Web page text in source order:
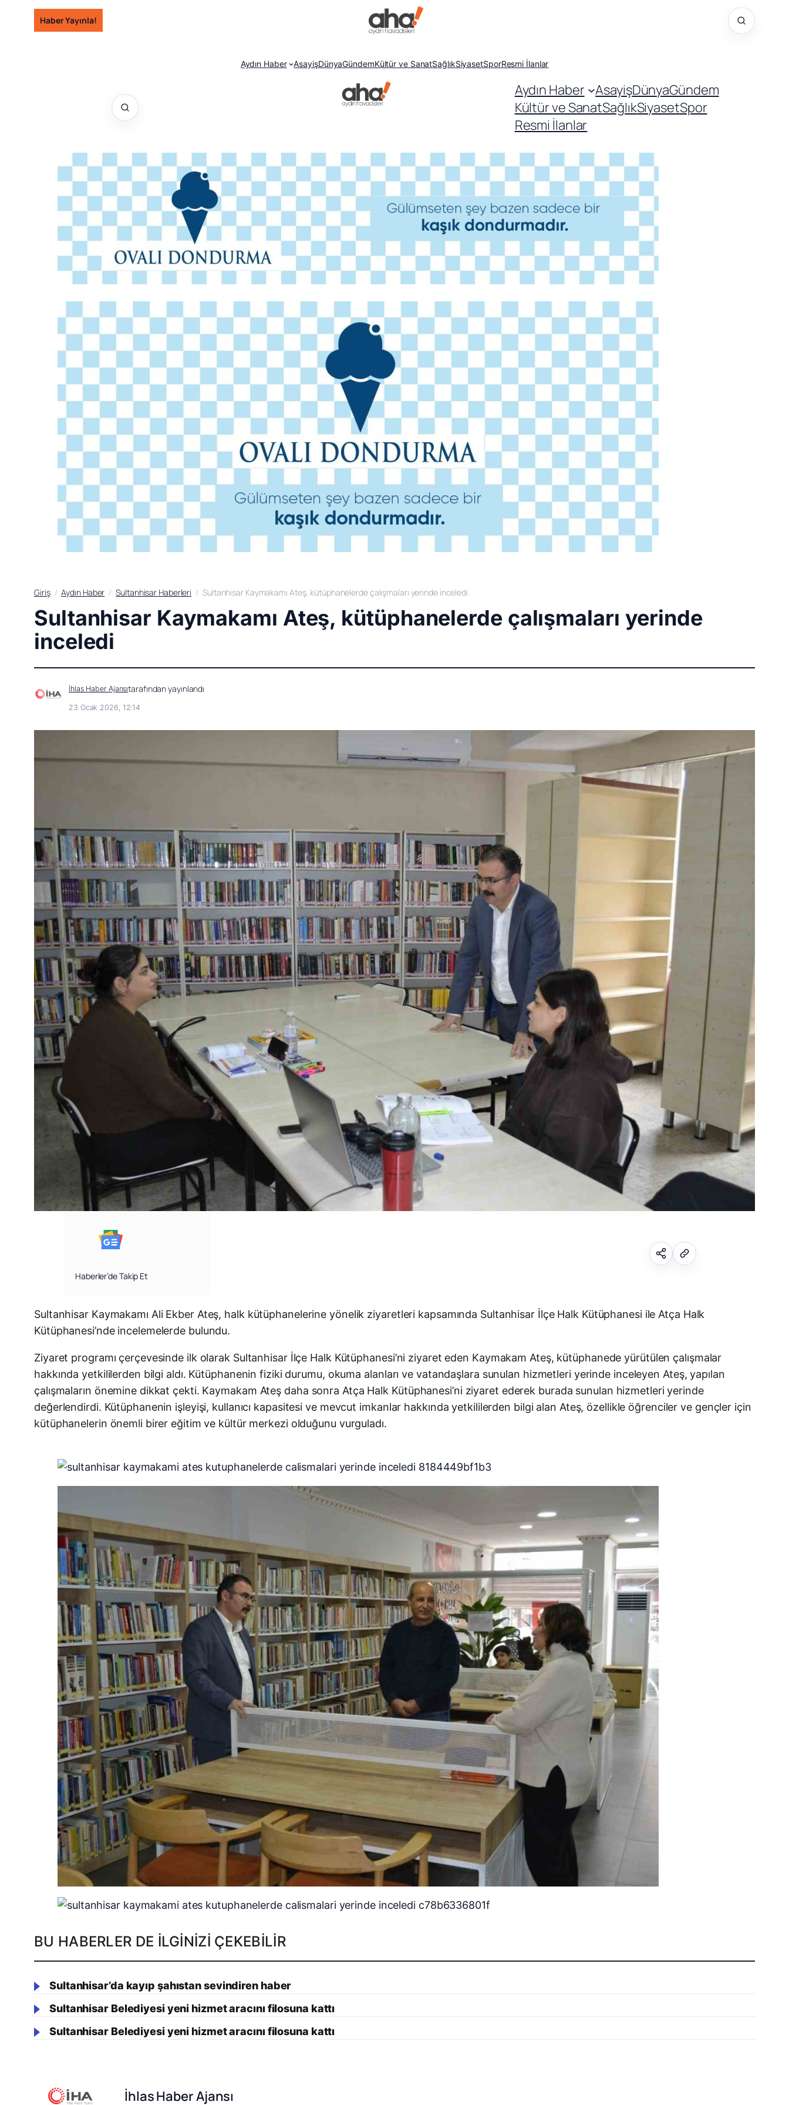
İçeriğeHaber Yayınla!
Aydın Haber AsayişDünyaGündemKültür ve SanatSağlıkSiyasetSporResmi İlanlar
Aydın Haber AsayişDünyaGündem
Kültür ve SanatSağlıkSiyasetSpor
Resmi İlanlar
Giriş Aydın Haber Sultanhisar Haberleri Sultanhisar Kaymakamı Ateş, kütüphanelerde çalışmaları yerinde inceledi
Sultanhisar Kaymakamı Ateş, kütüphanelerde çalışmaları yerinde
inceledi
İhlas Haber Ajansıtarafından yayınlandı
23 Ocak 2026, 12:14
Haberler’de Takip Et
Facebook
WhatsApp
Sultanhisar Kaymakamı Ali Ekber Ateş, halk kütüphanelerine yönelik ziyaretleri kapsamında Sultanhisar İlçe Halk Kütüphanesi ile Atça Halk
Kütüphanesi’nde incelemelerde bulundu.
Ziyaret programı çerçevesinde ilk olarak Sultanhisar İlçe Halk Kütüphanesi’ni ziyaret eden Kaymakam Ateş, kütüphanede yürütülen çalışmalar
hakkında yetkililerden bilgi aldı. Kütüphanenin fiziki durumu, okuma alanları ve vatandaşlara sunulan hizmetleri yerinde inceleyen Ateş, yapılan
çalışmaların önemine dikkat çekti. Kaymakam Ateş daha sonra Atça Halk Kütüphanesi’ni ziyaret ederek burada sunulan hizmetleri yerinde
değerlendirdi. Kütüphanenin işleyişi, kullanıcı kapasitesi ve mevcut imkanlar hakkında yetkililerden bilgi alan Ateş, özellikle öğrenciler ve gençler için
kütüphanelerin önemli birer eğitim ve kültür merkezi olduğunu vurguladı.
BU HABERLER DE İLGINIZI ÇEKEBILIR
Sultanhisar’da kayıp şahıstan sevindiren haber
Sultanhisar Belediyesi yeni hizmet aracını filosuna kattı
Sultanhisar Belediyesi yeni hizmet aracını filosuna kattı
İhlas Haber Ajansı